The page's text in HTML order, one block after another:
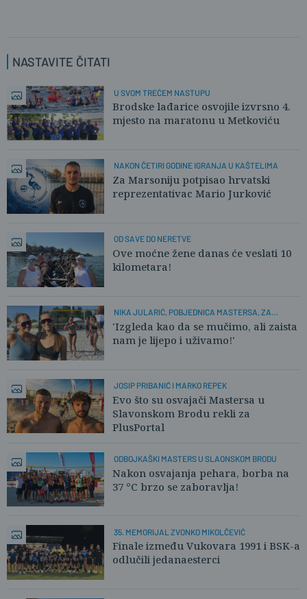
NASTAVITE ČITATI
U SVOM TREĆEM NASTUPU
Brodske lađarice osvojile izvrsno 4.
mjesto na maratonu u Metkoviću
NAKON ČETIRI GODINE IGRANJA U KAŠTELIMA
Za Marsoniju potpisao hrvatski
reprezentativac Mario Jurković
OD SAVE DO NERETVE
Ove moćne žene danas će veslati 10
kilometara!
NIKA JULARIĆ, POBJEDNICA MASTERSA, ZA
PLUSPORTAL:
'Izgleda kao da se mučimo, ali zaista
nam je lijepo i uživamo!'
JOSIP PRIBANIĆ I MARKO REPEK
Evo što su osvajači Mastersa u
Slavonskom Brodu rekli za
PlusPortal
ODBOJKAŠKI MASTERS U SLAONSKOM BRODU
Nakon osvajanja pehara, borba na
37 °C brzo se zaboravlja!
35. MEMORIJAL ZVONKO MIKOLČEVIĆ
Finale između Vukovara 1991 i BSK-a
odlučili jedanaesterci